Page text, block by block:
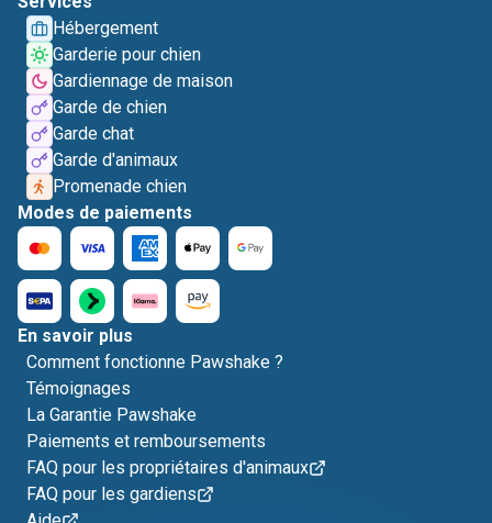
Hébergement
Garderie pour chien
Gardiennage de maison
Garde de chien
Garde chat
Garde d'animaux
Promenade chien
Modes de paiements
En savoir plus
Comment fonctionne Pawshake ?
Témoignages
La Garantie Pawshake
Paiements et remboursements
FAQ pour les propriétaires d'animaux
FAQ pour les gardiens